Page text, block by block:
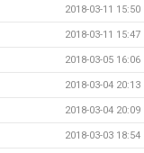
2018-03-11 15:50
2018-03-11 15:47
2018-03-05 16:06
2018-03-04 20:13
2018-03-04 20:09
2018-03-03 18:54